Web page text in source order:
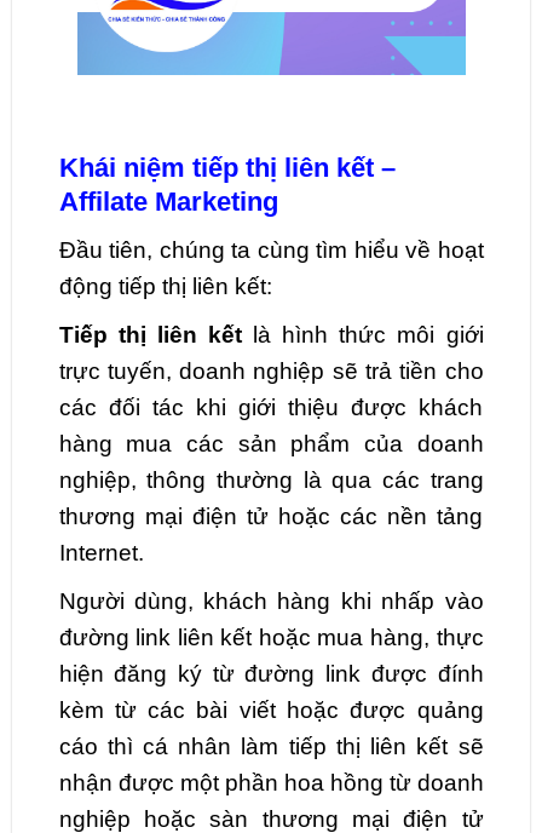
Khái niệm tiếp thị liên kết –
Affilate Marketing
Đầu tiên, chúng ta cùng tìm hiểu về hoạt
động tiếp thị liên kết:
Tiếp thị liên kếtlà hình thức môi giới
trực tuyến, doanh nghiệp sẽ trả tiền cho
các đối tác khi giới thiệu được khách
hàng mua các sản phẩm của doanh
nghiệp, thông thường là qua các trang
thương mại điện tử hoặc các nền tảng
Internet.
Người dùng, khách hàng khi nhấp vào
đường link liên kết hoặc mua hàng, thực
hiện đăng ký từ đường link được đính
kèm từ các bài viết hoặc được quảng
cáo thì cá nhân làm tiếp thị liên kết sẽ
nhận được một phần hoa hồng từ doanh
nghiệp hoặc sàn thương mại điện tử